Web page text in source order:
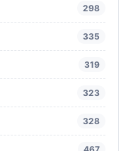
298
335
319
323
328